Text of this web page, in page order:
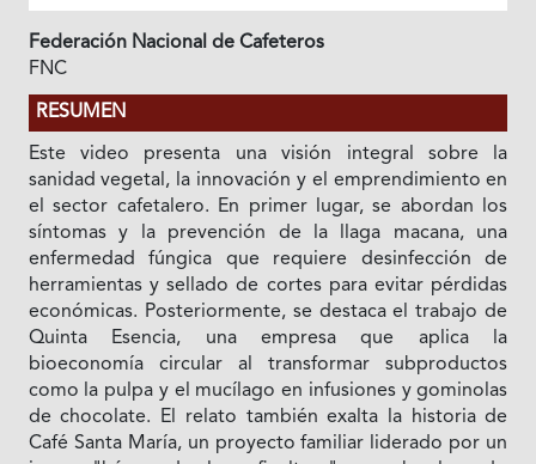
Federación Nacional de Cafeteros
FNC
RESUMEN
Este video presenta una visión integral sobre la
sanidad vegetal, la innovación y el emprendimiento en
el sector cafetalero. En primer lugar, se abordan los
síntomas y la prevención de la llaga macana, una
enfermedad fúngica que requiere desinfección de
herramientas y sellado de cortes para evitar pérdidas
económicas. Posteriormente, se destaca el trabajo de
Quinta Esencia, una empresa que aplica la
bioeconomía circular al transformar subproductos
como la pulpa y el mucílago en infusiones y gominolas
de chocolate. El relato también exalta la historia de
Café Santa María, un proyecto familiar liderado por un